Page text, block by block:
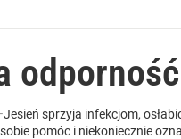
Jesień sprzyja infekcjom,
pomóc i niekoniecznie